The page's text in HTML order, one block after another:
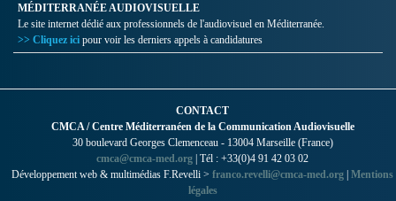
MÉDITERRANÉE AUDIOVISUELLE
Le site internet dédié aux professionnels de l'audiovisuel en Méditerranée.
>> Cliquez ici pour voir les derniers appels à candidatures
CONTACT
CMCA / Centre Méditerranéen de la Communication Audiovisuelle
30 boulevard Georges Clemenceau - 13004 Marseille (France)
cmca@cmca-med.org | Tél : +33(0)4 91 42 03 02
Développement web & multimédias F.Revelli > franco.revelli@cmca-med.org | Mentions
légales